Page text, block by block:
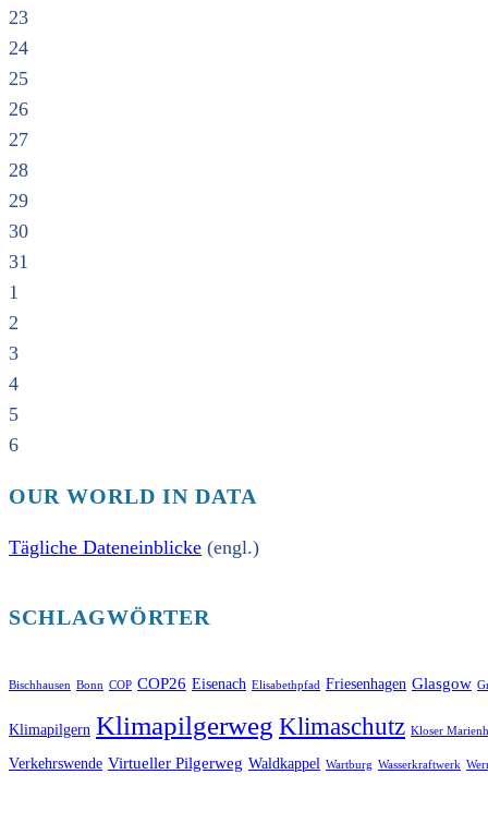
23
24
25
26
27
28
29
30
31
1
2
3
4
5
6
OUR WORLD IN DATA
Tägliche Dateneinblicke (engl.)
SCHLAGWÖRTER
Bischhausen Bonn COP COP26 Eisenach Elisabethpfad Friesenhagen Glasgow
Klimapilgern Klimapilgerweg Klimaschutz Kloser
Verkehrswende Virtueller Pilgerweg Waldkappel Wartburg Wasserkraftwerk